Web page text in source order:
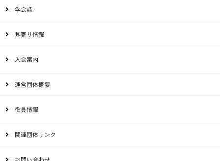
学会誌
耳寄り情報
入会案内
運営団体概要
役員情報
関連団体リンク
お問い合わせ